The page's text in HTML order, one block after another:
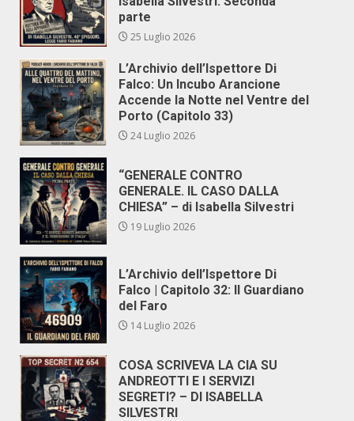
parte
25 Luglio 2026
L’Archivio dell’Ispettore Di
Falco: Un Incubo Arancione
Accende la Notte nel Ventre del
Porto (Capitolo 33)
24 Luglio 2026
“GENERALE CONTRO
GENERALE. IL CASO DALLA
CHIESA” – di Isabella Silvestri
19 Luglio 2026
L’Archivio dell’Ispettore Di
Falco | Capitolo 32: Il Guardiano
del Faro
14 Luglio 2026
COSA SCRIVEVA LA CIA SU
ANDREOTTI E I SERVIZI
SEGRETI? – DI ISABELLA
SILVESTRI